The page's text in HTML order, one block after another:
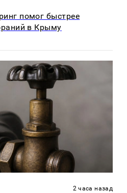
помог быстрее
в Крыму
2 часа назад